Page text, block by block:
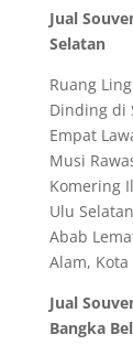
Jual
Selatan
Ruang
Dinding di
Empat
Musi
Komering
Ulu
Abab
Alam,
Jual
Bangka